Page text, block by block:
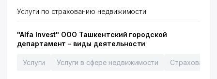
Услуги по страхованию недвижимости.
"Alfa Invest" ООО Ташкентский городской
департамент - виды деятельности
Услуги Услуги в сфере недвижимости Страхование